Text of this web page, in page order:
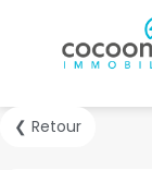
❮ Retour